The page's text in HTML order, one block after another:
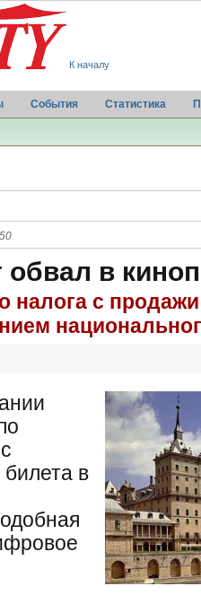
К началу
События Статистика
в
налога с
билета в